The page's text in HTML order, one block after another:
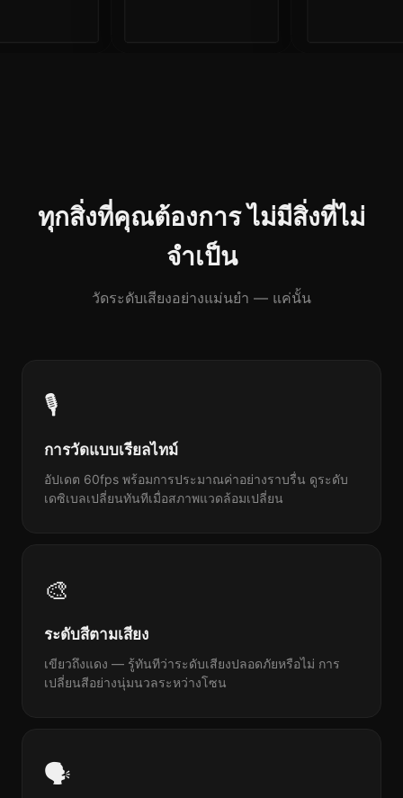
ทุกสิ่งที่คุณต้องการ ไม่มีสิ่งที่ไม่
จำเป็น
วัดระดับเสียงอย่างแม่นยำ — แค่นั้น
🎙
การวัดแบบเรียลไทม์
อัปเดต 60fps พร้อมการประมาณค่าอย่างราบรื่น ดูระดับ
เดซิเบลเปลี่ยนทันทีเมื่อสภาพแวดล้อมเปลี่ยน
🎨
ระดับสีตามเสียง
เขียวถึงแดง — รู้ทันทีว่าระดับเสียงปลอดภัยหรือไม่ การ
เปลี่ยนสีอย่างนุ่มนวลระหว่างโซน
🗣